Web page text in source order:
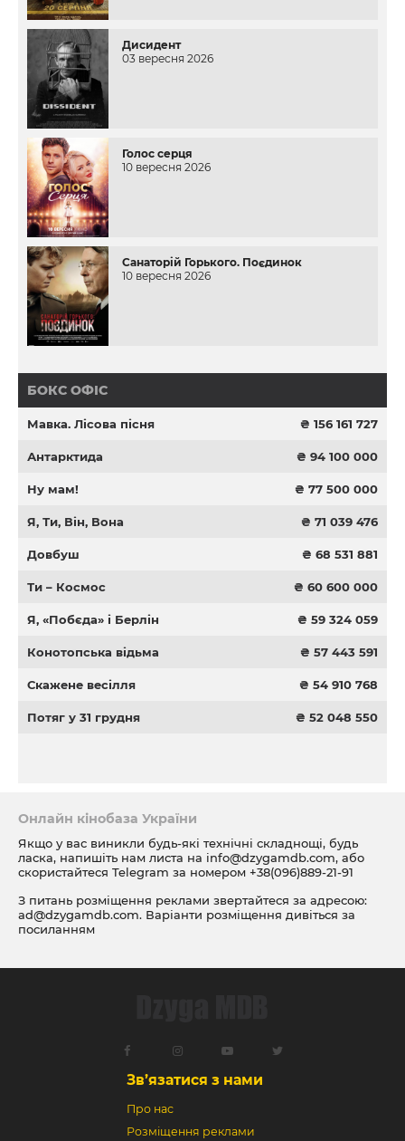
Дисидент
03 вересня 2026
Голос серця
10 вересня 2026
Санаторій Горького. Поєдинок
10 вересня 2026
БОКС ОФІС
Мавка. Лісова пісня ₴ 156 161 727
Антарктида ₴ 94 100 000
Ну мам! ₴ 77 500 000
Я, Ти, Він, Вона ₴ 71 039 476
Довбуш ₴ 68 531 881
Ти – Космос ₴ 60 600 000
Я, «Побєда» і Берлін ₴ 59 324 059
Конотопська відьма ₴ 57 443 591
Скажене весілля ₴ 54 910 768
Потяг у 31 грудня ₴ 52 048 550
Онлайн кінобаза України
Якщо у вас виникли будь-які технічні складнощі, будь
ласка, напишіть нам листа на info@dzygamdb.com, або
скористайтеся Telegram за номером +38(096)889-21-91
З питань розміщення реклами звертайтеся за адресою:
ad@dzygamdb.com. Варіанти розміщення дивіться за
посиланням
Зв’язатися з нами
Про нас
Розміщення реклами